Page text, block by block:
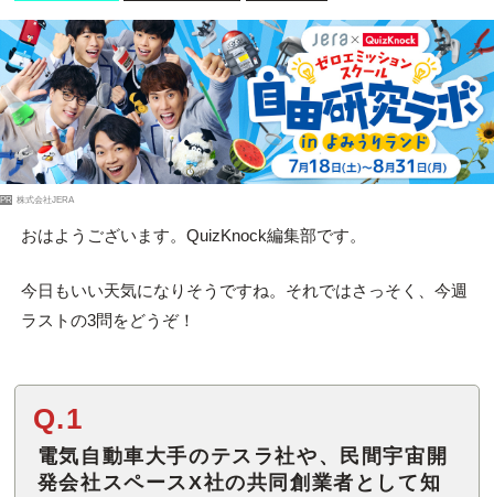
PR 株式会社JERA
おはようございます。QuizKnock編集部です。
今日もいい天気になりそうですね。それではさっそく、今週
ラストの3問をどうぞ！
Q.1
電気自動車大手のテスラ社や、民間宇宙開
発会社スペースX社の共同創業者として知